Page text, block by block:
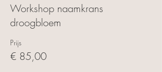
Workshop naamkrans
droogbloem
Prijs
€ 85,00